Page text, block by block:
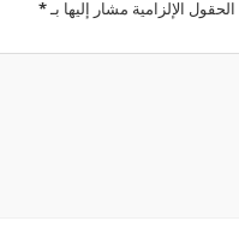
الحقول الإلزامية مشار إليها بـ*